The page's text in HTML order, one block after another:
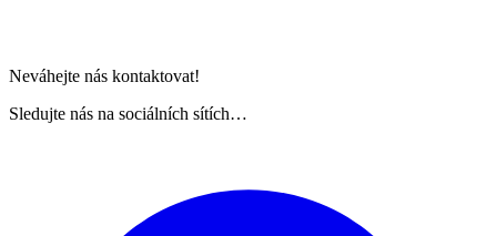
Neváhejte nás kontaktovat!
Sledujte nás na sociálních sítích…